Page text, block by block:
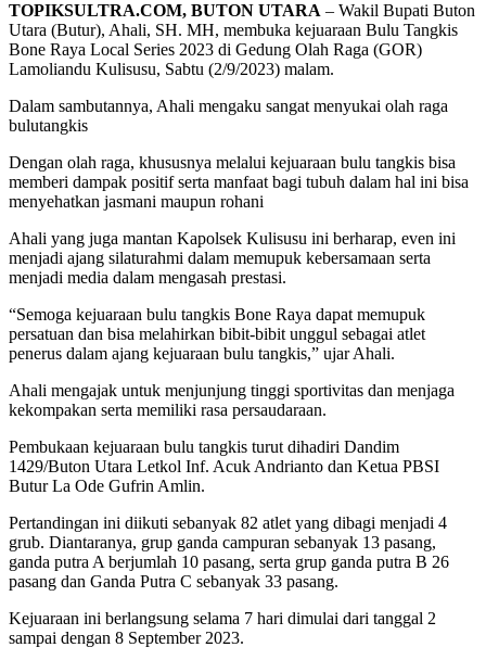
TOPIKSULTRA.COM, BUTON UTARA – Wakil Bupati Buton
Utara (Butur), Ahali, SH. MH, membuka kejuaraan Bulu Tangkis
Bone Raya Local Series 2023 di Gedung Olah Raga (GOR)
Lamoliandu Kulisusu, Sabtu (2/9/2023) malam.
Dalam sambutannya, Ahali mengaku sangat menyukai olah raga
bulutangkis
Dengan olah raga, khususnya melalui kejuaraan bulu tangkis bisa
memberi dampak positif serta manfaat bagi tubuh dalam hal ini bisa
menyehatkan jasmani maupun rohani
Ahali yang juga mantan Kapolsek Kulisusu ini berharap, even ini
menjadi ajang silaturahmi dalam memupuk kebersamaan serta
menjadi media dalam mengasah prestasi.
“Semoga kejuaraan bulu tangkis Bone Raya dapat memupuk
persatuan dan bisa melahirkan bibit-bibit unggul sebagai atlet
penerus dalam ajang kejuaraan bulu tangkis,” ujar Ahali.
Ahali mengajak untuk menjunjung tinggi sportivitas dan menjaga
kekompakan serta memiliki rasa persaudaraan.
Pembukaan kejuaraan bulu tangkis turut dihadiri Dandim
1429/Buton Utara Letkol Inf. Acuk Andrianto dan Ketua PBSI
Butur La Ode Gufrin Amlin.
Pertandingan ini diikuti sebanyak 82 atlet yang dibagi menjadi 4
grub. Diantaranya, grup ganda campuran sebanyak 13 pasang,
ganda putra A berjumlah 10 pasang, serta grup ganda putra B 26
pasang dan Ganda Putra C sebanyak 33 pasang.
Kejuaraan ini berlangsung selama 7 hari dimulai dari tanggal 2
sampai dengan 8 September 2023.